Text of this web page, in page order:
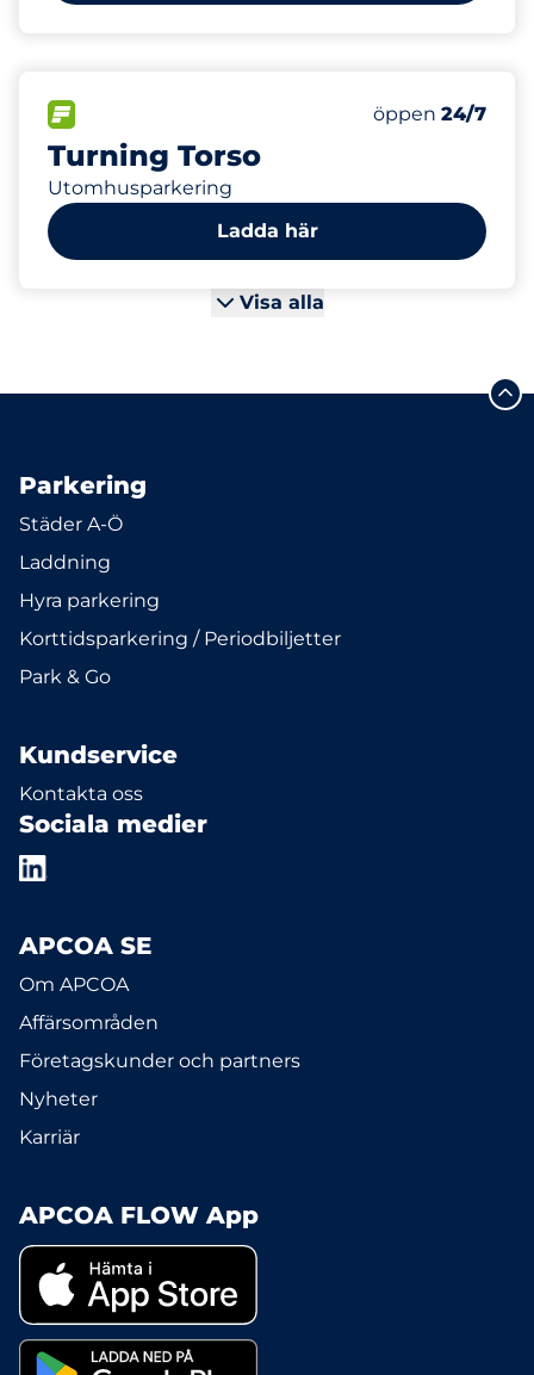
Turning Torso
Utomhusparkering
Antal
Totalt antal
Electric Car
Måndag
öppen 24/7
Ladda här
Visa alla
Parkering
Städer A-Ö
Laddning
Hyra parkering
Korttidsparkering / Periodbiljetter
Park & Go
Kundservice
Kontakta oss
Sociala medier
APCOA SE
Om APCOA
Affärsområden
Företagskunder och partners
Nyheter
Karriär
APCOA FLOW App